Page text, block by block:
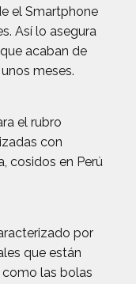
el Smartphone
Así lo asegura
acaban de
meses.
el rubro
con
cosidos en Perú
por
que están
las bolas